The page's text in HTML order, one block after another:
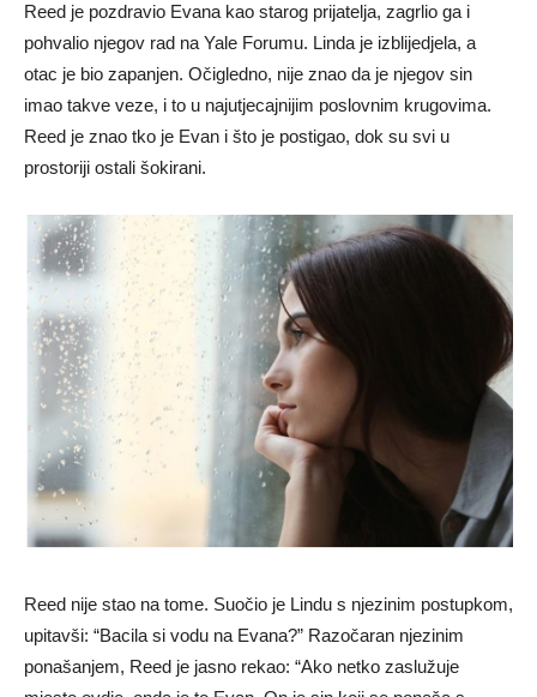
Reed je pozdravio Evana kao starog prijatelja, zagrlio ga i
pohvalio njegov rad na Yale Forumu. Linda je izblijedjela, a
otac je bio zapanjen. Očigledno, nije znao da je njegov sin
imao takve veze, i to u najutjecajnijim poslovnim krugovima.
Reed je znao tko je Evan i što je postigao, dok su svi u
prostoriji ostali šokirani.
Reed nije stao na tome. Suočio je Lindu s njezinim postupkom,
upitavši: “Bacila si vodu na Evana?” Razočaran njezinim
ponašanjem, Reed je jasno rekao: “Ako netko zaslužuje